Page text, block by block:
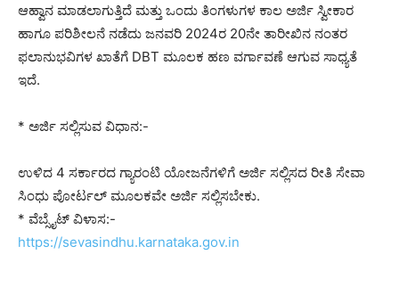
ಆಹ್ವಾನ ಮಾಡಲಾಗುತ್ತಿದೆ ಮತ್ತು ಒಂದು ತಿಂಗಳುಗಳ ಕಾಲ ಅರ್ಜಿ ಸ್ವೀಕಾರ
ಹಾಗೂ ಪರಿಶೀಲನೆ ನಡೆದು ಜನವರಿ 2024ರ 20ನೇ ತಾರೀಖಿನ ನಂತರ
ಫಲಾನುಭವಿಗಳ ಖಾತೆಗೆ DBT ಮೂಲಕ ಹಣ ವರ್ಗಾವಣೆ ಆಗುವ ಸಾಧ್ಯತೆ
ಇದೆ.
* ಅರ್ಜಿ ಸಲ್ಲಿಸುವ ವಿಧಾನ:-
ಉಳಿದ 4 ಸರ್ಕಾರದ ಗ್ಯಾರಂಟಿ ಯೋಜನೆಗಳಿಗೆ ಅರ್ಜಿ ಸಲ್ಲಿಸದ ರೀತಿ ಸೇವಾ
ಸಿಂಧು ಪೋರ್ಟಲ್ ಮೂಲಕವೇ ಅರ್ಜಿ ಸಲ್ಲಿಸಬೇಕು.
* ವೆಬ್ಸೈಟ್ ವಿಳಾಸ:-
https://sevasindhu.karnataka.gov.in